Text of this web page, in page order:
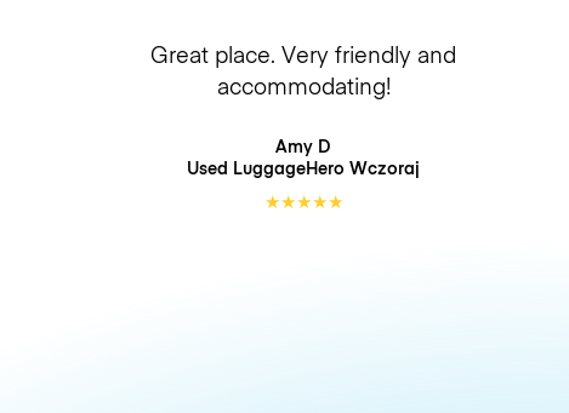
Great place. Very friendly and
accommodating!
Amy D
Used LuggageHero Wczoraj
★★★★★